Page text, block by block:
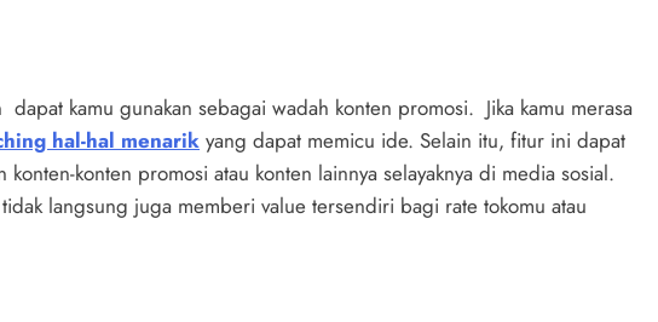
dapat kamu gunakan sebagai wadah konten promosi. Jika kamu merasa
hal-hal menarik yang dapat memicu ide. Selain itu, fitur ini dapat
konten-konten promosi atau konten lainnya selayaknya di media sosial.
langsung juga memberi value tersendiri bagi rate tokomu atau